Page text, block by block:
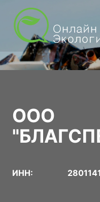
ООО
ИНН: